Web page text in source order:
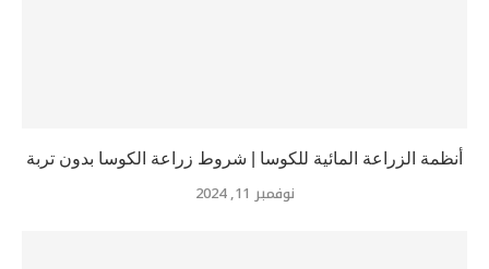
أنظمة الزراعة المائية للكوسا | شروط زراعة الكوسا بدون تربة
نوفمبر 11, 2024